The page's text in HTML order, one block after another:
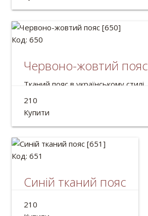
Код: 650
Червоно-жовтий пояс
Тканий пояс в українському стилі.
Довжина: 2м
210
Купити
Код: 651
Синій тканий пояс
Український пояс крайка.
Довжина: 2м
210